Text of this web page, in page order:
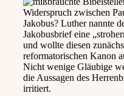
Widerspruch zwischen
Jakobus? Luther nannte
Jakobusbrief eine
und wollte diesen
reformatorischen Kanon
Nicht wenige Gläubige
die Aussagen des
irritiert.